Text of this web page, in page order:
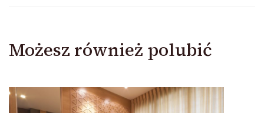
Możesz również polubić